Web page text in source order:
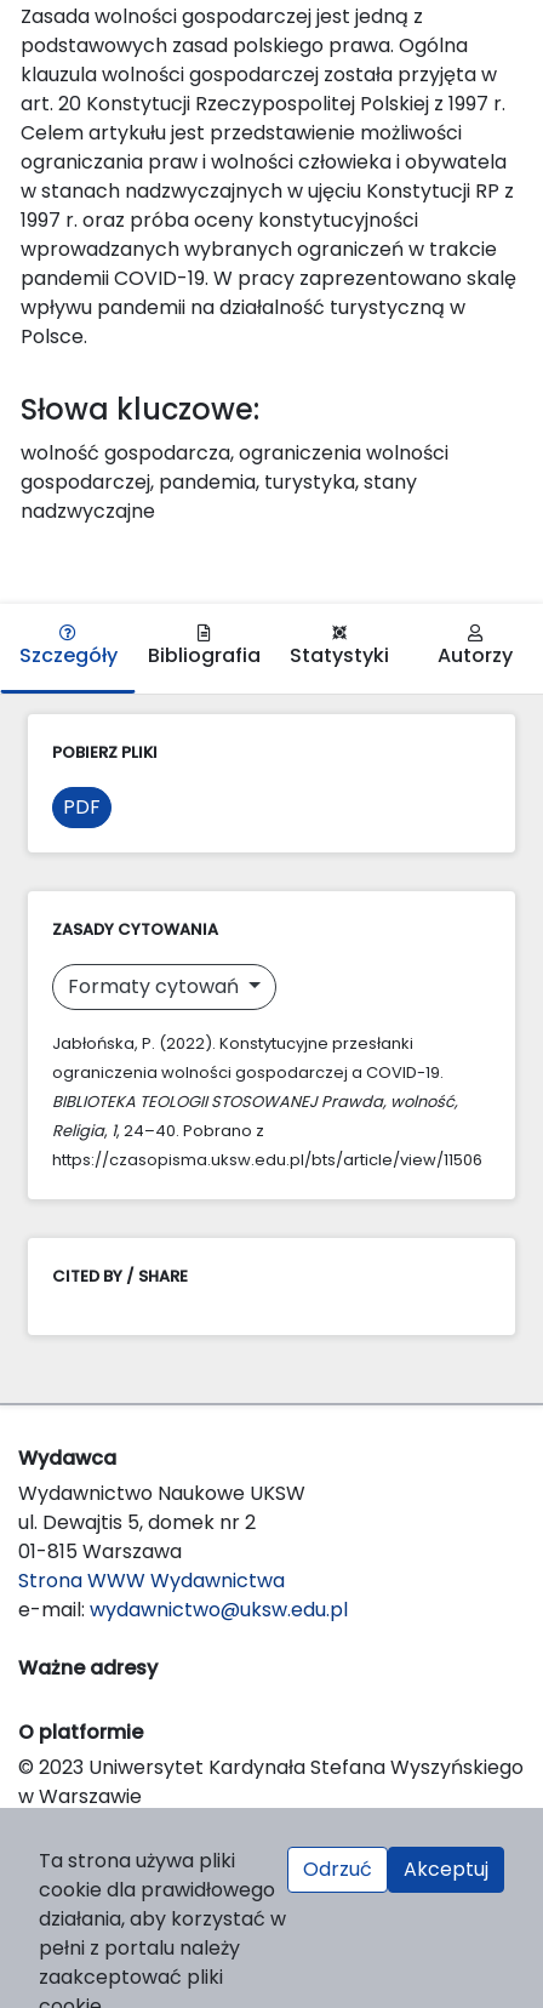
Zasada wolności gospodarczej jest jedną z
podstawowych zasad polskiego prawa. Ogólna
klauzula wolności gospodarczej została przyjęta w
art. 20 Konstytucji Rzeczypospolitej Polskiej z 1997 r.
Celem artykułu jest przedstawienie możliwości
ograniczania praw i wolności człowieka i obywatela
w stanach nadzwyczajnych w ujęciu Konstytucji RP z
1997 r. oraz próba oceny konstytucyjności
wprowadzanych wybranych ograniczeń w trakcie
pandemii COVID-19. W pracy zaprezentowano skalę
wpływu pandemii na działalność turystyczną w
Polsce.
Słowa kluczowe:
wolność gospodarcza, ograniczenia wolności
gospodarczej, pandemia, turystyka, stany
nadzwyczajne
Szczegóły Bibliografia Statystyki Autorzy
POBIERZ PLIKI
PDF
ZASADY CYTOWANIA
Formaty cytowań
Jabłońska, P. (2022). Konstytucyjne przesłanki
ograniczenia wolności gospodarczej a COVID-19.
BIBLIOTEKA TEOLOGII STOSOWANEJ Prawda, wolność,
Religia, 1, 24–40. Pobrano z
https://czasopisma.uksw.edu.pl/bts/article/view/11506
CITED BY / SHARE
Wydawca
Wydawnictwo Naukowe UKSW
ul. Dewajtis 5, domek nr 2
01-815 Warszawa
Strona WWW Wydawnictwa
e-mail: wydawnictwo@uksw.edu.pl
Ważne adresy
O platformie
© 2023 Uniwersytet Kardynała Stefana Wyszyńskiego
w Warszawie
Platform & Workflow by OJS/PKP
Ta strona używa pliki
cookie dla prawidłowego
działania, aby korzystać w
pełni z portalu należy
zaakceptować pliki
Odrzuć Akceptuj